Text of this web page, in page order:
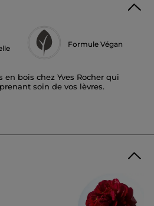
Formule Végan
en bois chez Yves Rocher qui
soin de vos lèvres.
sa formule crémeuse glisse sur
sans défaut.
à tenir plus longtemps.
que l’application est facile et